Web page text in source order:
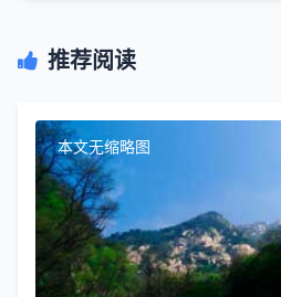
推荐阅读
本文无缩略图